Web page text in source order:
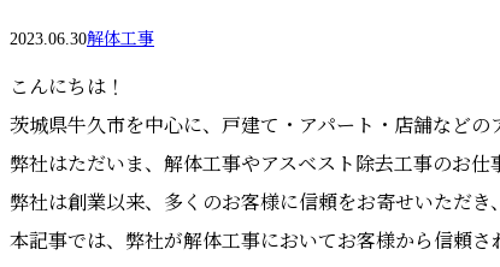
2023.06.30解体工事
こんにちは！
茨城県牛久市を中心に、戸建て・アパート・店舗などの
弊社はただいま、解体工事やアスベスト除去工事のお仕
弊社は創業以来、多くのお客様に信頼をお寄せいただ
本記事では、弊社が解体工事においてお客様から信頼さ